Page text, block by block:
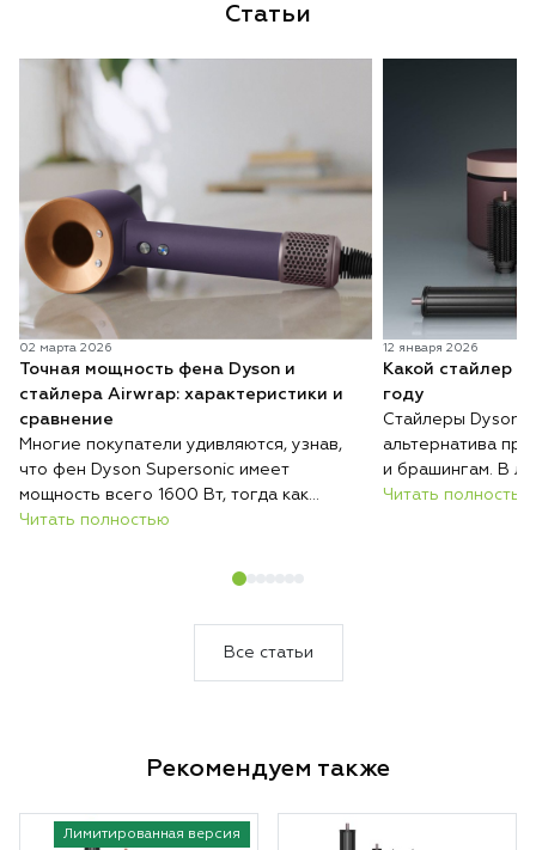
Статьи
02 марта 2026
Точная мощность фена Dyson и
стайлера Airwrap: характеристики и
сравнение
Многие покупатели удивляются, узнав,
что фен Dyson Supersonic имеет
мощность всего 1600 Вт, тогда как
обычные фены нередко работают на
сопоставимых условиях Dyson сушит
и весит меньше большинства
Читать полностью
12 января 2026
Какой стайлер
году
Стайлеры Dyson
альтернатива
и брашингам. В
серий с разными
Читать полностью
Все статьи
Рекомендуем также
Лимитированная версия